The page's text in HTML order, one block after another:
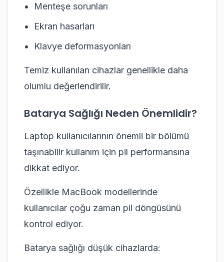
Menteşe sorunları
Ekran hasarları
Klavye deformasyonları
Temiz kullanılan cihazlar genellikle daha
olumlu değerlendirilir.
Batarya Sağlığı Neden Önemlidir?
Laptop kullanıcılarının önemli bir bölümü
taşınabilir kullanım için pil performansına
dikkat ediyor.
Özellikle MacBook modellerinde
kullanıcılar çoğu zaman pil döngüsünü
kontrol ediyor.
Batarya sağlığı düşük cihazlarda: